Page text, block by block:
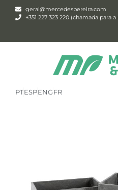
geral@mercedespereira.com
+351 227 323 220 (chamada para
PTESPENGFR